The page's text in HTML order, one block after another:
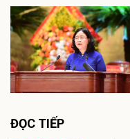
ĐỌC TIẾP